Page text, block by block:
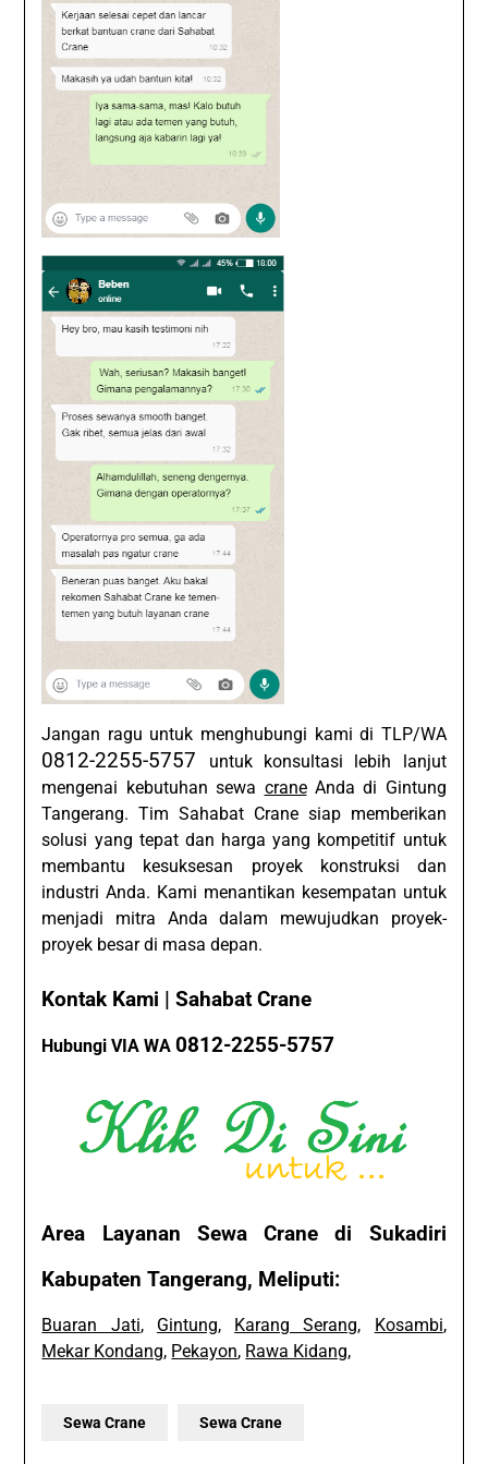
Jangan ragu untuk menghubungi kami di TLP/WA
0812-2255-5757
untuk konsultasi lebih lanjut
mengenai kebutuhan sewa craneAnda di Gintung
Tangerang. Tim Sahabat Crane siap memberikan
solusi yang tepat dan harga yang kompetitif untuk
membantu kesuksesan proyek konstruksi dan
industri Anda. Kami menantikan kesempatan untuk
menjadi mitra Anda dalam mewujudkan proyek-
proyek besar di masa depan.
Kontak Kami | Sahabat Crane
Hubungi VIA WA0812-2255-5757
Area Layanan Sewa Crane di Sukadiri
Kabupaten Tangerang, Meliputi:
Buaran Jati, Gintung, Karang Serang, Kosambi,
Mekar Kondang, Pekayon, Rawa Kidang,
Sewa Crane Sewa Crane